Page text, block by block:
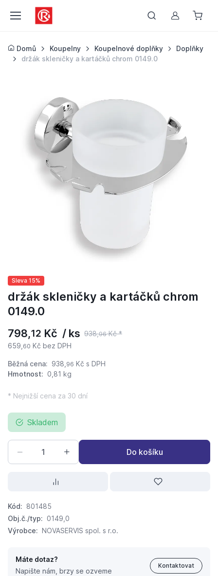
Můj účet
Domů Koupelny Koupelnové doplňky
Doplňky
držák skleničky a kartáčků chrom 0149.0
Sleva 15%
držák skleničky a kartáčků chrom
0149.0
798,12 Kč / ks 938,96Kč *
659, 60 Kč bez DPH
Běžná cena: 938, 96 Kč s DPH
Hmotnost: 0,81 kg
* Nejnižší cena za 30 dní
Skladem
Do košíku
Kód: 801485
Obj.č./typ: 0149,0
Výrobce: NOVASERVIS spol. s r.o.
Máte dotaz?
Napište nám, brzy se ozveme
Kontaktovat